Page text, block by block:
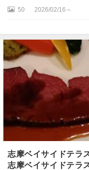
50 2026/02/16～
志摩ベイサイドテラ
志摩ベイサイドテラ